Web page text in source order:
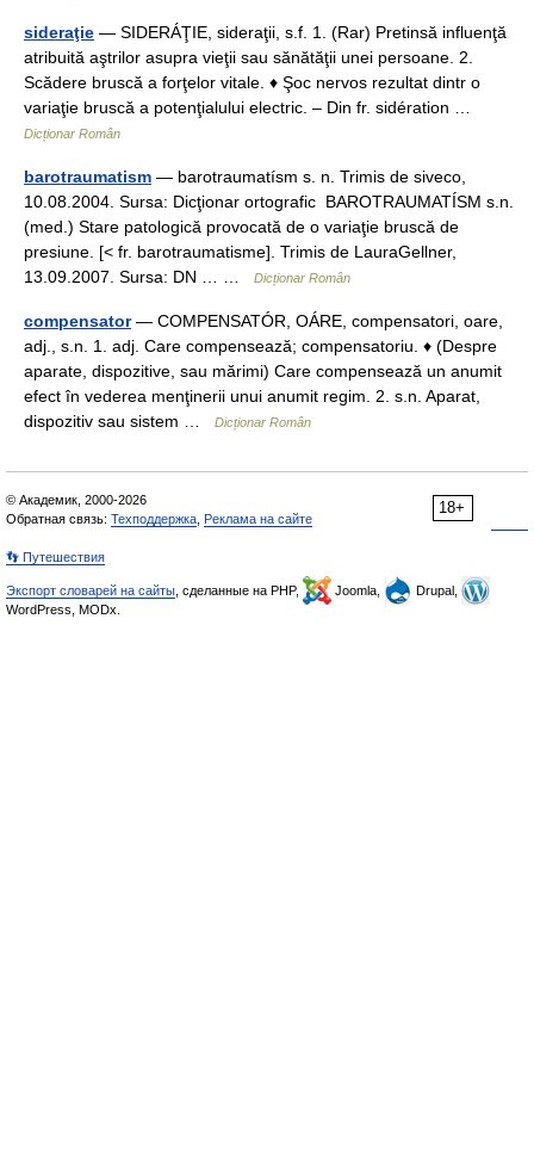
sideraţie — SIDERÁŢIE, sideraţii, s.f. 1. (Rar) Pretinsă influenţă
atribuită aştrilor asupra vieţii sau sănătăţii unei persoane. 2.
Scădere bruscă a forţelor vitale. ♦ Şoc nervos rezultat dintr o
variaţie bruscă a potenţialului electric. – Din fr. sidération …
Dicționar Român
barotraumatism — barotraumatísm s. n. Trimis de siveco,
10.08.2004. Sursa: Dicţionar ortografic BAROTRAUMATÍSM s.n.
(med.) Stare patologică provocată de o variaţie bruscă de
presiune. [< fr. barotraumatisme]. Trimis de LauraGellner,
13.09.2007. Sursa: DN … …
Dicționar Român
compensator— COMPENSATÓR, OÁRE, compensatori, oare,
adj., s.n. 1. adj. Care compensează; compensatoriu. ♦ (Despre
aparate, dispozitive, sau mărimi) Care compensează un anumit
efect în vederea menţinerii unui anumit regim. 2. s.n. Aparat,
dispozitiv sau sistem …
Dicționar Român
18+
© Академик, 2000-2026
Обратная связь: Техподдержка Реклама на сайте
👣 Путешествия
Экспорт словарей на сайты , сделанные на PHP, Joomla,
Drupal,
WordPress, MODx.